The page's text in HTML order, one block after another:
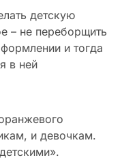
детскую
– не переборщить
и тогда
в ней
и девочкам.